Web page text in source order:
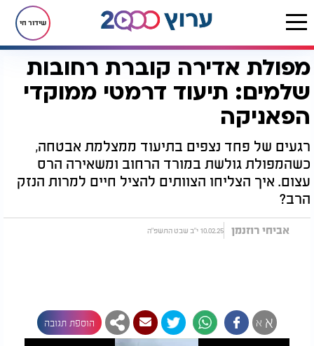
שידור חי
דף הבית חדשות חדשות בעולם מפולת אדירה קוברת רחובות שלמים: תיעוד דרמטי ממוקדי הפאניקה
מפולת אדירה קוברת רחובות
שלמים: תיעוד דרמטי ממוקדי
הפאניקה
רגעים של פחד נצפים בתיעוד ממצלמת אבטחה,
כשהמפולת גולשת במורד הרחוב ומשאירה הרס
עצום. איך הצליחו הצוותים להציל חיים למרות הנזק
הרב?
אביחי רוזנמן 10.02.25 י"ב שבט התשפ"ה
א א הוספת תגובה